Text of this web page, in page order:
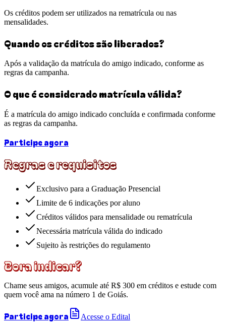
Os créditos podem ser utilizados na rematrícula ou nas
mensalidades.
Quando os créditos são liberados?
Após a validação da matrícula do amigo indicado, conforme as
regras da campanha.
O que é considerado matrícula válida?
É a matrícula do amigo indicado concluída e confirmada conforme
as regras da campanha.
Participe agora
Regras e requisitos
Exclusivo para a Graduação Presencial
Limite de 6 indicações por aluno
Créditos válidos para mensalidade ou rematrícula
Necessária matrícula válida do indicado
Sujeito às restrições do regulamento
Bora indicar?
Chame seus amigos, acumule até R$ 300 em créditos e estude com
quem você ama na número 1 de Goiás.
Participe agora Acesse o Edital